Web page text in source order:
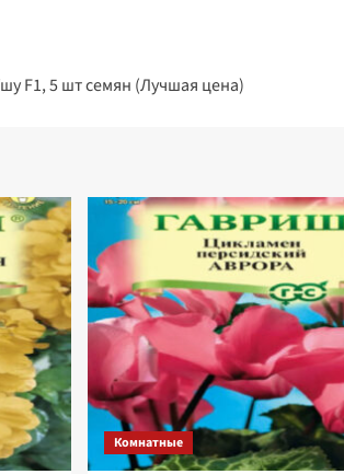
F1, 5 шт семян (Лучшая цена)
Комнатные